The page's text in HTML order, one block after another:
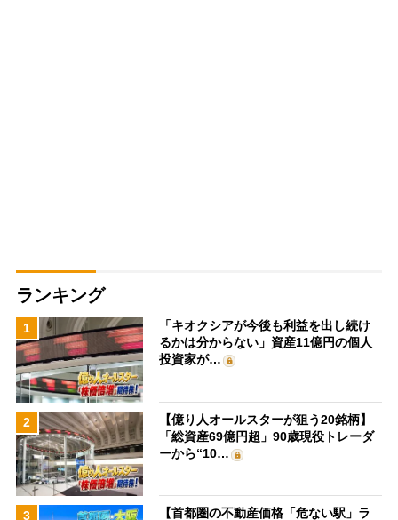
ランキング
1
「キオクシアが今後も利益を出し続け
るかは分からない」資産11億円の個人
投資家が…
2
【億り人オールスターが狙う20銘柄】
「総資産69億円超」90歳現役トレーダ
ーから“10…
3 【首都圏の不動産価格「危ない駅」ラ